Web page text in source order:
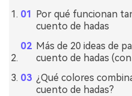
Por qué funcionan
cuento de hadas
Más de 20 ideas de
cuento de hadas
¿Qué colores
cuento de hadas?